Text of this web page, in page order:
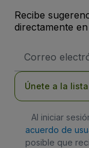
Recibe
directamente
de
Únete a la lista
Al iniciar
acuerdo de
posible que